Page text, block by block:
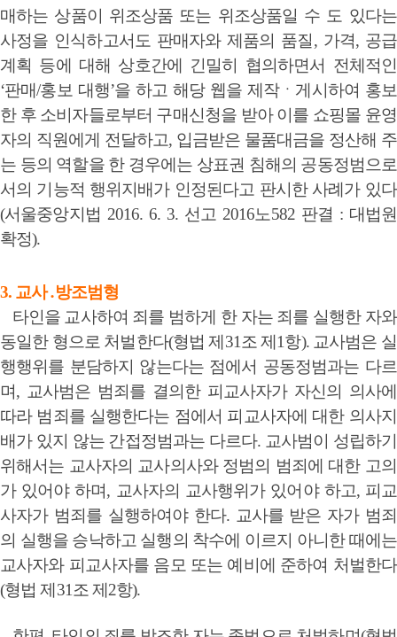
매하는 상품이 위조상품 또는 위조상품일 수 도 있다는
사정을 인식하고서도 판매자와 제품의 품질, 가격, 공급
계획 등에 대해 상호간에 긴밀히 협의하면서 전체적인
‘판매/홍보 대행’을 하고 해당 웹을 제작ㆍ게시하여 홍보
한 후 소비자들로부터 구매신청을 받아 이를 쇼핑몰 윤영
자의 직원에게 전달하고, 입금받은 물품대금을 정산해 주
는 등의 역할을 한 경우에는 상표권 침해의 공동정범으로
서의 기능적 행위지배가 인정된다고 판시한 사례가 있다
(서울중앙지법 2016. 6. 3. 선고 2016노582 판결 : 대법원
확정).
3. 교사․방조범형
타인을 교사하여 죄를 범하게 한 자는 죄를 실행한 자와
동일한 형으로 처벌한다(형법 제31조 제1항). 교사범은 실
행행위를 분담하지 않는다는 점에서 공동정범과는 다르
며, 교사범은 범죄를 결의한 피교사자가 자신의 의사에
따라 범죄를 실행한다는 점에서 피교사자에 대한 의사지
배가 있지 않는 간접정범과는 다르다. 교사범이 성립하기
위해서는 교사자의 교사의사와 정범의 범죄에 대한 고의
가 있어야 하며, 교사자의 교사행위가 있어야 하고, 피교
사자가 범죄를 실행하여야 한다. 교사를 받은 자가 범죄
의 실행을 승낙하고 실행의 착수에 이르지 아니한 때에는
교사자와 피교사자를 음모 또는 예비에 준하여 처벌한다
(형법 제31조 제2항).